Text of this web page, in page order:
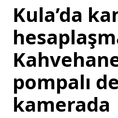
Kula’da
pompalı
kamerada